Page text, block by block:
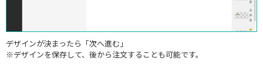
デザインが決まったら「次へ進む」
※デザインを保存して、後から注文することも可能です。